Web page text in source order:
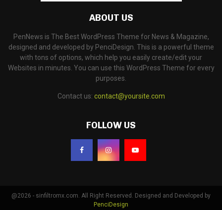
ABOUT US
PenNews is The Best WordPress Theme for News & Magazine,
designed and developed by PenciDesign. This is a powerful theme
with tons of options, which help you easily create/edit your
Websites in minutes. You can use this WordPress Theme for every
purposes.
Contact us: contact@yoursite.com
FOLLOW US
@2026 - sinfiltromx.com. All Right Reserved. Designed and Developed by
PenciDesign